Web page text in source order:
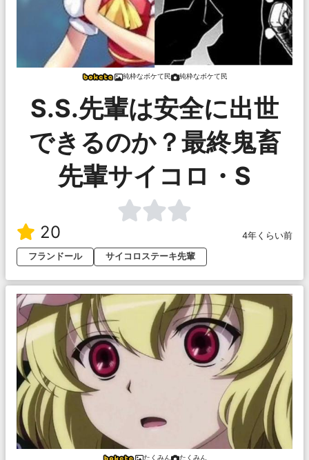
純枠なボケて民 純枠なボケて民
S.S.先輩は安全に出世
できるのか？最終鬼畜
先輩サイコロ・S
20
4年くらい前
フランドール
サイコロステーキ先輩
たくみん たくみん